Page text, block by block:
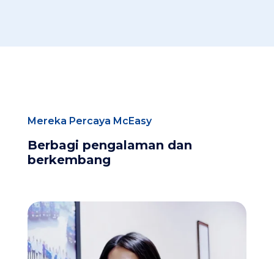
Mereka Percaya McEasy
Berbagi pengalaman dan
berkembang